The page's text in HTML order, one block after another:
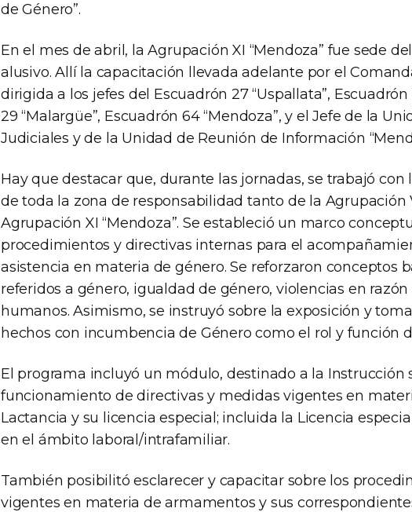
de Género”.
En el mes de abril, la Agrupación XI “Mendoza” fue sede
alusivo. Allí la capacitación llevada adelante por el
dirigida a los jefes del Escuadrón 27 “Uspallata”, Escuadrón
29 “Malargüe”, Escuadrón 64 “Mendoza”, y el Jefe de la
Judiciales y de la Unidad de Reunión de Información
Hay que destacar que, durante las jornadas, se trabajó con
de toda la zona de responsabilidad tanto de la Agrupación
Agrupación XI “Mendoza”. Se estableció un marco
procedimientos y directivas internas para el
asistencia en materia de género. Se reforzaron conceptos
referidos a género, igualdad de género, violencias en
humanos. Asimismo, se instruyó sobre la exposición y
hechos con incumbencia de Género como el rol y función
El programa incluyó un módulo, destinado a la Instrucción
funcionamiento de directivas y medidas vigentes en
Lactancia y su licencia especial; incluida la Licencia
en el ámbito laboral/intrafamiliar.
También posibilitó esclarecer y capacitar sobre los
vigentes en materia de armamentos y sus